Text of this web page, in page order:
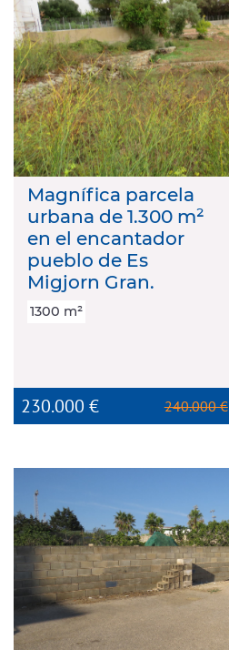
Magnífica parcela
urbana de 1.300 m²
en el encantador
pueblo de Es
Migjorn Gran.
1300 m²
230.000 € 240.000 €